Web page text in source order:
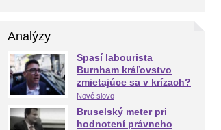
Analýzy
Spasí labourista
Burnham kráľovstvo
zmietajúce sa v krízach?
Nové slovo
Bruselský meter pri
hodnotení právneho